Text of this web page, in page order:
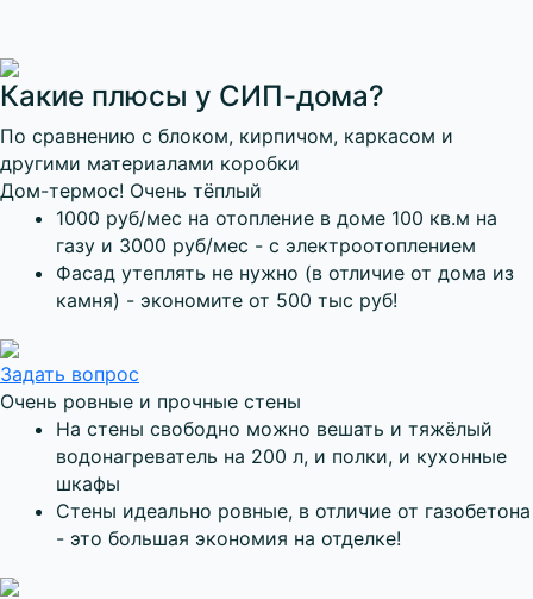
Какие плюсы у СИП-дома?
По сравнению с блоком, кирпичом, каркасом и
другими материалами коробки
Дом-термос! Очень тёплый
1000 руб/мес на отопление в доме 100 кв.м на
газу и 3000 руб/мес - с электроотоплением
Фасад утеплять не нужно (в отличие от дома из
камня) - экономите от 500 тыс руб!
Задать вопрос
Очень ровные и прочные стены
На стены свободно можно вешать и тяжёлый
водонагреватель на 200 л, и полки, и кухонные
шкафы
Стены идеально ровные, в отличие от газобетона
- это большая экономия на отделке!